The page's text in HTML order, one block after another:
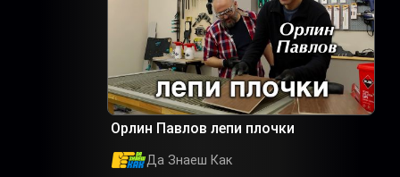
Орлин Павлов лепи плочки
Да Знаеш Как